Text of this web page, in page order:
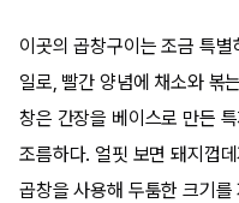
이곳의 곱창구이는 조금 특
일로, 빨간 양념에 채소와 볶
창은 간장을 베이스로 만든
조름하다. 얼핏 보면 돼지껍
곱창을 사용해 두툼한 크기